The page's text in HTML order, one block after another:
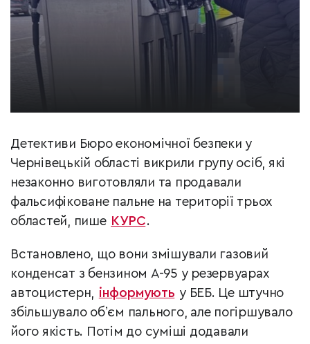
Детективи Бюро економічної безпеки у
Чернівецькій області викрили групу осіб, які
незаконно виготовляли та продавали
фальсифіковане пальне на території трьох
областей, пише КУРС.
Встановлено, що вони змішували газовий
конденсат з бензином А-95 у резервуарах
автоцистерн, інформують у БЕБ. Це штучно
збільшувало обʼєм пального, але погіршувало
його якість. Потім до суміші додавали